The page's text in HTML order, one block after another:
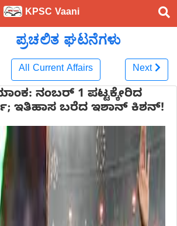
KPSC Vaani
ಪ್ರಚಲಿತ ಘಟನೆಗಳು
All Current Affairs Next
ನಂಬರ್ 1 ಪಟ್ಟಕ್ಕೇರಿದ
ಇತಿಹಾಸ ಬರೆದ ಇಶಾನ್ ಕಿಶನ್!